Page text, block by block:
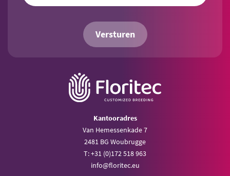
Versturen
Kantooradres
Van Hemessenkade 7
2481 BG Woubrugge
T: +31 (0)172 518 963
info@floritec.eu